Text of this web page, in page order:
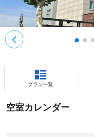
プラン一覧
空室カレンダー